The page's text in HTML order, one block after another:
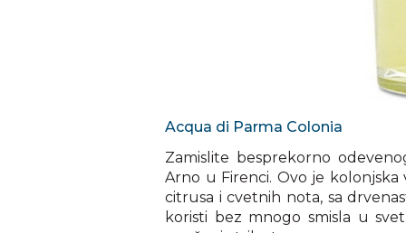
Acqua di Parma Colonia
Zamislite besprekorno
Arno u Firenci. Ovo je kolonjska
citrusa i cvetnih nota, sa
koristi bez mnogo smisla u